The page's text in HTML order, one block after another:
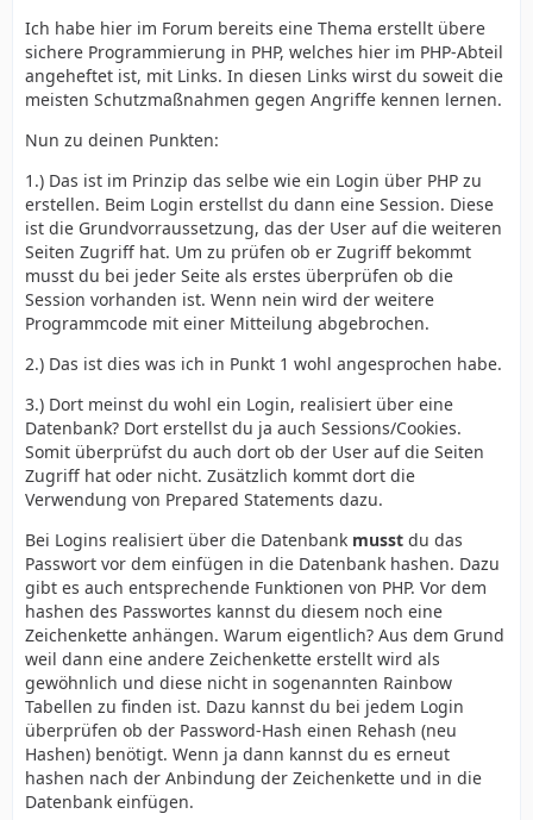
Ich habe hier im Forum bereits eine Thema erstellt übere
sichere Programmierung in PHP, welches hier im PHP-Abteil
angeheftet ist, mit Links. In diesen Links wirst du soweit die
meisten Schutzmaßnahmen gegen Angriffe kennen lernen.
Nun zu deinen Punkten:
1.) Das ist im Prinzip das selbe wie ein Login über PHP zu
erstellen. Beim Login erstellst du dann eine Session. Diese
ist die Grundvorraussetzung, das der User auf die weiteren
Seiten Zugriff hat. Um zu prüfen ob er Zugriff bekommt
musst du bei jeder Seite als erstes überprüfen ob die
Session vorhanden ist. Wenn nein wird der weitere
Programmcode mit einer Mitteilung abgebrochen.
2.) Das ist dies was ich in Punkt 1 wohl angesprochen habe.
3.) Dort meinst du wohl ein Login, realisiert über eine
Datenbank? Dort erstellst du ja auch Sessions/Cookies.
Somit überprüfst du auch dort ob der User auf die Seiten
Zugriff hat oder nicht. Zusätzlich kommt dort die
Verwendung von Prepared Statements dazu.
Bei Logins realisiert über die Datenbank musst du das
Passwort vor dem einfügen in die Datenbank hashen. Dazu
gibt es auch entsprechende Funktionen von PHP. Vor dem
hashen des Passwortes kannst du diesem noch eine
Zeichenkette anhängen. Warum eigentlich? Aus dem Grund
weil dann eine andere Zeichenkette erstellt wird als
gewöhnlich und diese nicht in sogenannten Rainbow
Tabellen zu finden ist. Dazu kannst du bei jedem Login
überprüfen ob der Password-Hash einen Rehash (neu
Hashen) benötigt. Wenn ja dann kannst du es erneut
hashen nach der Anbindung der Zeichenkette und in die
Datenbank einfügen.